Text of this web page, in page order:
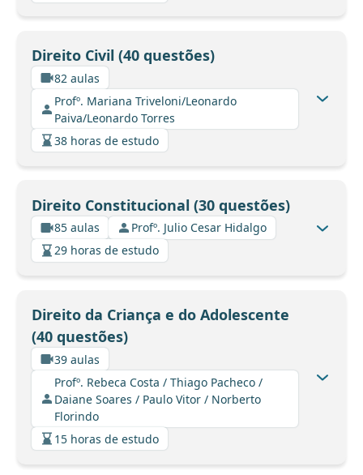
Direito Civil (40 questões)
82 aulas
Profº. Mariana Triveloni/Leonardo
Paiva/Leonardo Torres
38 horas de estudo
Direito Constitucional (30 questões)
85 aulas
Profº. Julio Cesar Hidalgo
29 horas de estudo
Direito da Criança e do Adolescente
(40 questões)
39 aulas
Profº. Rebeca Costa / Thiago Pacheco /
Daiane Soares / Paulo Vitor / Norberto
Florindo
15 horas de estudo